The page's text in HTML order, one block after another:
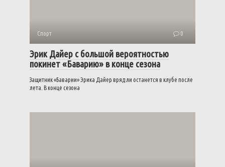
Спорт 0
Эрик Дайер с большой вероятностью
покинет «Баварию» в конце сезона
Защитник «Баварии» Эрика Дайер вряд ли останется в клубе после
лета. В конце сезона